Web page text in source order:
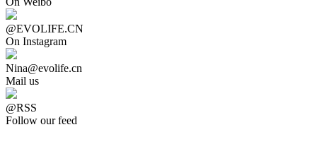
@EVOLIFE.CN
On Instagram
Nina@evolife.cn
Mail us
@RSS
Follow our feed